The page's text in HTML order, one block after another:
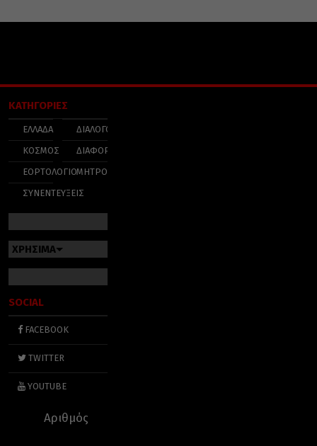
ΚΑΤΗΓΟΡΙΕΣ
ΕΛΛΑΔΑ
ΚΟΣΜΟΣ
ΕΟΡΤΟΛΟΓΙΟ
ΣΥΝΕΝΤΕΥΞΕΙΣ
ΔΙΑΛΟΓΟΣ
ΔΙΑΦΟΡΑ
ΜΗΤΡΟΠΟΛΕΙΣ
ΧΡΗΣΙΜΑ
SOCIAL
FACEBOOK
TWITTER
YOUTUBE
Αριθμός